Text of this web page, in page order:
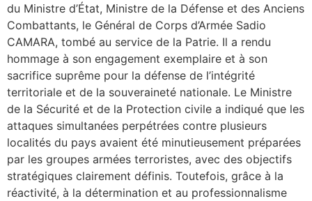
du Ministre d’État, Ministre de la Défense et des Anciens
Combattants, le Général de Corps d’Armée Sadio
CAMARA, tombé au service de la Patrie. Il a rendu
hommage à son engagement exemplaire et à son
sacrifice suprême pour la défense de l’intégrité
territoriale et de la souveraineté nationale. Le Ministre
de la Sécurité et de la Protection civile a indiqué que les
attaques simultanées perpétrées contre plusieurs
localités du pays avaient été minutieusement préparées
par les groupes armées terroristes, avec des objectifs
stratégiques clairement définis. Toutefois, grâce à la
réactivité, à la détermination et au professionnalisme